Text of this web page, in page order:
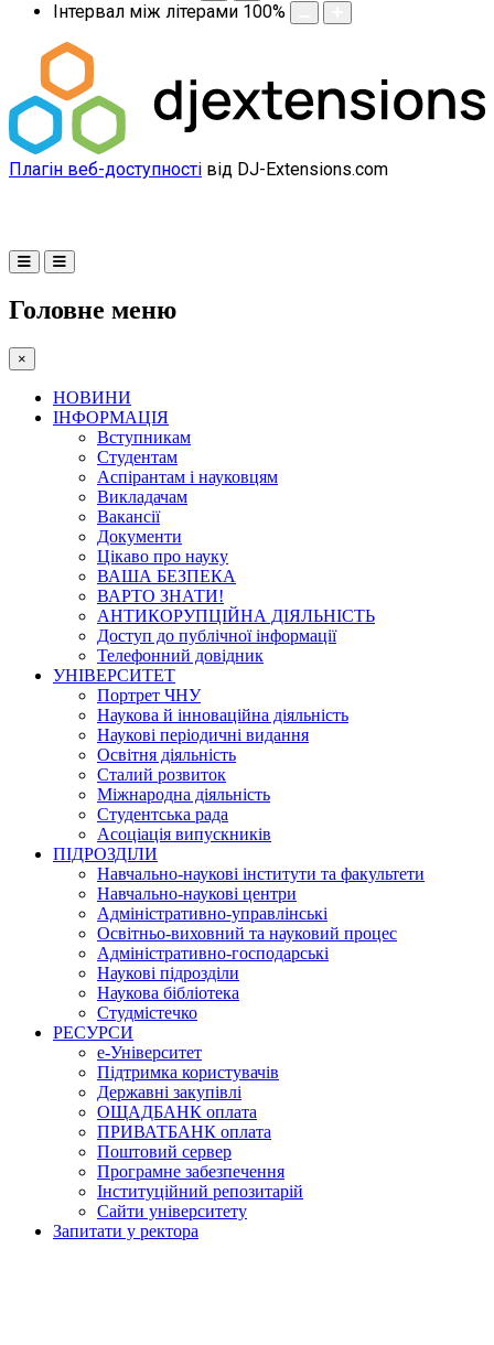
Інтервал між літерами 100%
Плагін веб-доступності від DJ-Extensions.com
Головне меню
×
НОВИНИ
ІНФОРМАЦІЯ
Вступникам
Студентам
Аспірантам і науковцям
Викладачам
Вакансії
Документи
Цікаво про науку
ВАША БЕЗПЕКА
ВАРТО ЗНАТИ!
АНТИКОРУПЦІЙНА ДІЯЛЬНІСТЬ
Доступ до публічної інформації
Телефонний довідник
УНІВЕРСИТЕТ
Портрет ЧНУ
Наукова й інноваційна діяльність
Наукові періодичні видання
Освітня діяльність
Сталий розвиток
Міжнародна діяльність
Студентська рада
Асоціація випускників
ПІДРОЗДІЛИ
Навчально-наукові інститути та факультети
Навчально-наукові центри
Адміністративно-управлінські
Освітньо-виховний та науковий процес
Адміністративно-господарські
Наукові підрозділи
Наукова бібліотека
Студмістечко
РЕСУРСИ
е-Університет
Підтримка користувачів
Державні закупівлі
ОЩАДБАНК оплата
ПРИВАТБАНК оплата
Поштовий сервер
Програмне забезпечення
Інституційний репозитарій
Сайти університету
Запитати у ректора